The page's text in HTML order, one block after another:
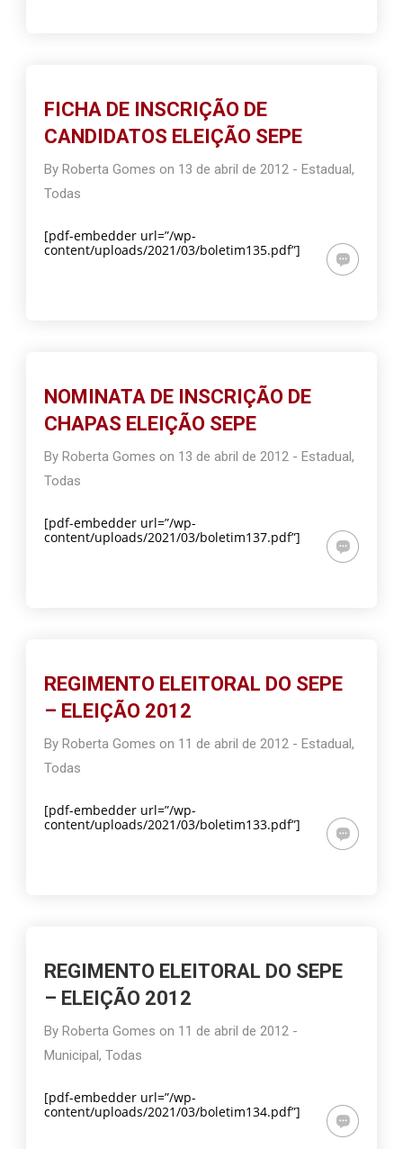
FICHA DE INSCRIÇÃO DE
CANDIDATOS ELEIÇÃO SEPE
ByRoberta Gomes on 13 de abril de 2012 -Estadual,
Todas
[pdf-embedder url=”/wp-
content/uploads/2021/03/boletim135.pdf”]
NOMINATA DE INSCRIÇÃO DE
CHAPAS ELEIÇÃO SEPE
ByRoberta Gomes on 13 de abril de 2012 -Estadual,
Todas
[pdf-embedder url=”/wp-
content/uploads/2021/03/boletim137.pdf”]
REGIMENTO ELEITORAL DO SEPE
– ELEIÇÃO 2012
ByRoberta Gomes on 11 de abril de 2012 -Estadual,
Todas
[pdf-embedder url=”/wp-
content/uploads/2021/03/boletim133.pdf”]
REGIMENTO ELEITORAL DO SEPE
– ELEIÇÃO 2012
ByRoberta Gomes on 11 de abril de 2012 -
Municipal,Todas
[pdf-embedder url=”/wp-
content/uploads/2021/03/boletim134.pdf”]